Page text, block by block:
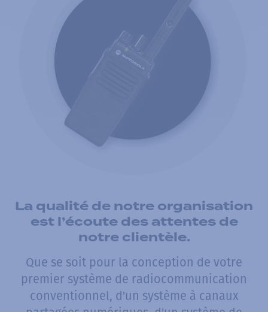
La qualité de notre organisation
est l’écoute des attentes de
notre clientèle.
Que se soit pour la conception de votre
premier système de radiocommunication
conventionnel, d'un système à canaux